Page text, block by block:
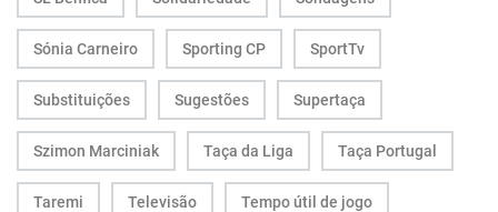
Sónia Carneiro Sporting CP SportTv
Substituições Sugestões Supertaça
Szimon Marciniak Taça da Liga Taça Portugal
Taremi Televisão Tempo útil de jogo